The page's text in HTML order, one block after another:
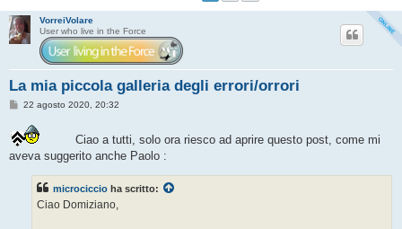
VorreiVolare
User who live in the Force
La mia piccola galleria degli errori/orrori
M
s
a
g
22 agosto 2020, 20:32
Ciao a tutti, solo ora riesco ad aprire questo post, come mi
aveva suggerito anche Paolo :
microciccio ha scritto:
Ciao Domiziano,